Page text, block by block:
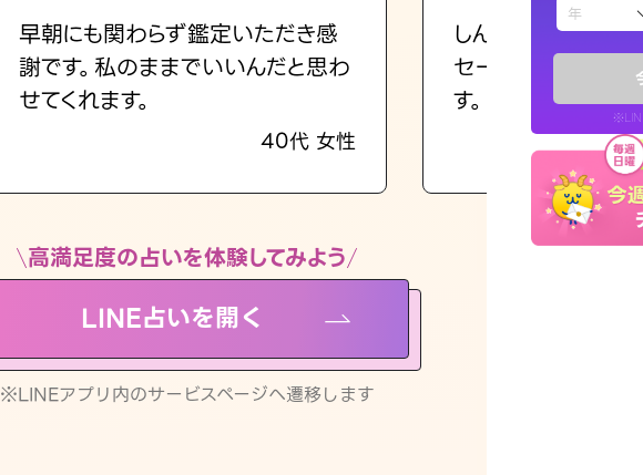
えもじの
お知らせ
早朝にも関わらず鑑定いただき感
謝です。私のままでいいんだと思わ
せてくれます。
40代 女性
しんどくなってまし
セージを読み返して
す。
高満足度の占いを体験してみよう
LINE占いを開く
※LINEアプリ内のサービスページへ遷移します